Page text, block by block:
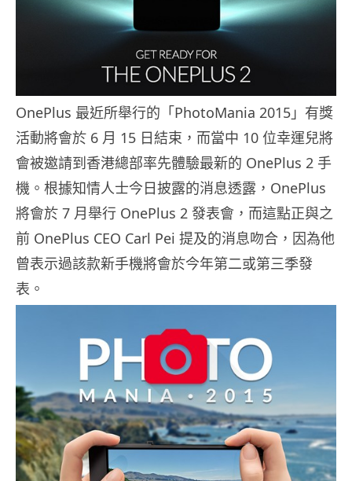
OnePlus 最近所舉行的「PhotoMania 2015」有獎
活動將會於 6 月 15 日結束，而當中 10 位幸運兒將
會被邀請到香港總部率先體驗最新的 OnePlus 2 手
機。根據知情人士今日披露的消息透露，OnePlus
將會於 7 月舉行 OnePlus 2 發表會，而這點正與之
前 OnePlus CEO Carl Pei 提及的消息吻合，因為他
曾表示過該款新手機將會於今年第二或第三季發
表。